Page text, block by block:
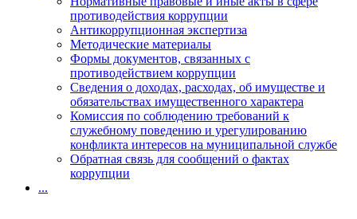
противодействия коррупции
Антикоррупционная экспертиза
Методические материалы
Формы документов, связанных с
противодействием коррупции
Сведения о доходах, расходах, об имуществе и
обязательствах имущественного характера
Комиссия по соблюдению требований к
служебному поведению и урегулированию
конфликта интересов на муниципальной службе
Обратная связь для сообщений о фактах
коррупции
...